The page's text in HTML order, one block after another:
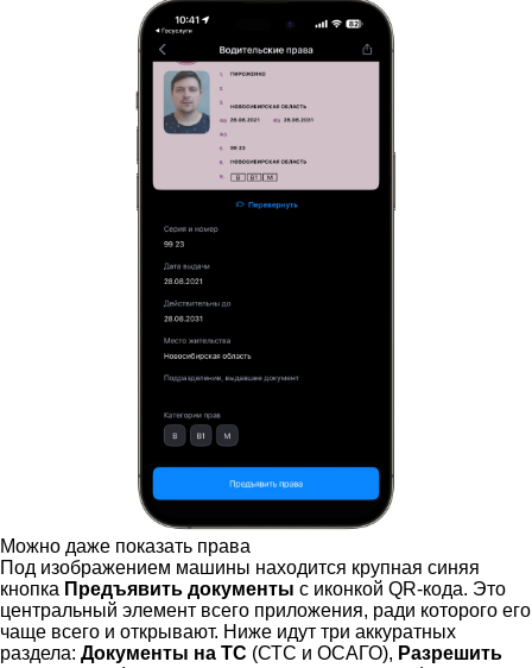
Можно даже показать права
Под изображением машины находится крупная синяя
кнопка Предъявить документы с иконкой QR-кода. Это
центральный элемент всего приложения, ради которого его
чаще всего и открывают. Ниже идут три аккуратных
раздела: Документы на ТС (СТС и ОСАГО), Разрешить